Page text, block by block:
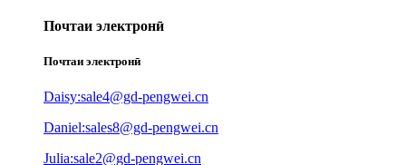
Почтаи электронӣ
Почтаи электронӣ
Daisy:sale4@gd-pengwei.cn
Daniel:sales8@gd-pengwei.cn
Julia:sale2@gd-pengwei.cn